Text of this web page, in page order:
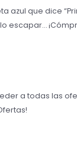
azul que dice
escapar…
a todas las